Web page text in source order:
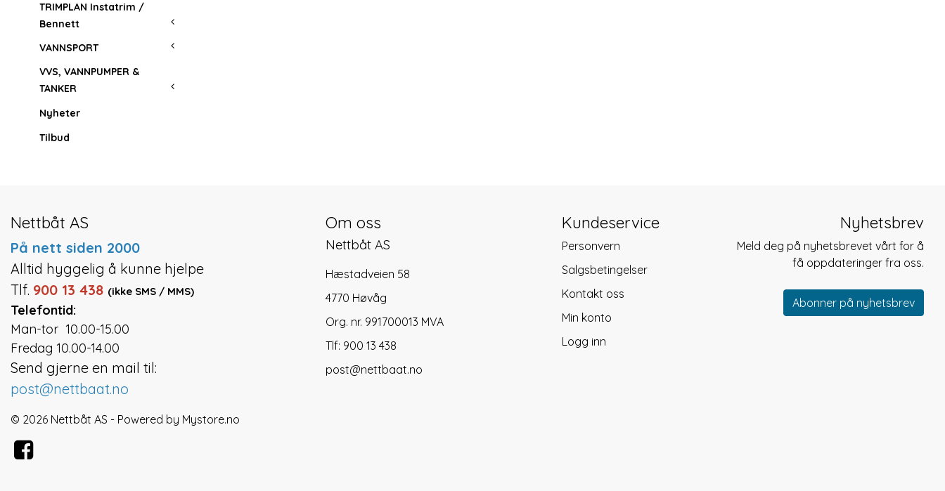
TRIMPLAN Instatrim /
Bennett
VANNSPORT
VVS, VANNPUMPER &
TANKER
Nyheter
Tilbud
Nettbåt AS
På nett siden 2000
Alltid hyggelig å kunne hjelpe
Tlf. 900 13 438 (ikke SMS / MMS)
Telefontid:
Man-tor 10.00-15.00
Fredag 10.00-14.00
Send gjerne en mail til:
post@nettbaat.no
© 2026 Nettbåt AS - Powered by Mystore.no
Om oss
Nettbåt AS
Hæstadveien 58
4770 Høvåg
Org. nr. 991700013 MVA
Tlf: 900 13 438
post@nettbaat.no
Kundeservice
Personvern
Salgsbetingelser
Kontakt oss
Min konto
Logg inn
Nyhetsbrev
Meld deg på nyhetsbrevet vårt for å
få oppdateringer fra oss.
Abonner på nyhetsbrev